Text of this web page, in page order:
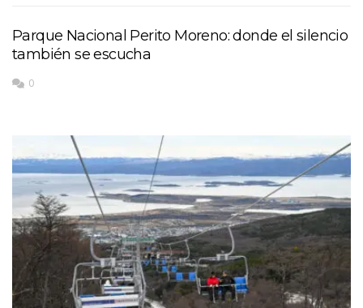
Parque Nacional Perito Moreno: donde el silencio
también se escucha
0